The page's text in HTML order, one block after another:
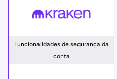
Kraken
Funcionalidades de segurança da
conta